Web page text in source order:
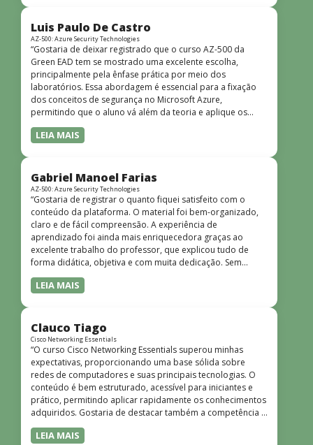
Luis Paulo De Castro
AZ-500: Azure Security Technologies
“Gostaria de deixar registrado que o curso AZ-500 da
Green EAD tem se mostrado uma excelente escolha,
principalmente pela ênfase prática por meio dos
laboratórios. Essa abordagem é essencial para a fixação
dos conceitos de segurança no Microsoft Azure,
permitindo que o aluno vá além da teoria e aplique os
conhecimentos em cenários reais e simulados. Outro
ponto muito positivo é a didática do curso. O conteúdo é
quem não tem uma bagagem técnica muito avançada.”
LEIA MAIS
Gabriel Manoel Farias
AZ-500: Azure Security Technologies
“Gostaria de registrar o quanto fiquei satisfeito com o
conteúdo da plataforma. O material foi bem-organizado,
claro e de fácil compreensão. A experiência de
aprendizado foi ainda mais enriquecedora graças ao
excelente trabalho do professor, que explicou tudo de
forma didática, objetiva e com muita dedicação. Sem
dúvida, foi uma jornada de muito aprendizado!”
LEIA MAIS
Clauco Tiago
Cisco Networking Essentials
“O curso Cisco Networking Essentials superou minhas
expectativas, proporcionando uma base sólida sobre
redes de computadores e suas principais tecnologias. O
conteúdo é bem estruturado, acessível para iniciantes e
prático, permitindo aplicar rapidamente os conhecimentos
adquiridos. Gostaria de destacar também a competência e
o conhecimento técnico do instrutor Peterson, que
demonstrou total domínio do assunto e soube explicar
LEIA MAIS